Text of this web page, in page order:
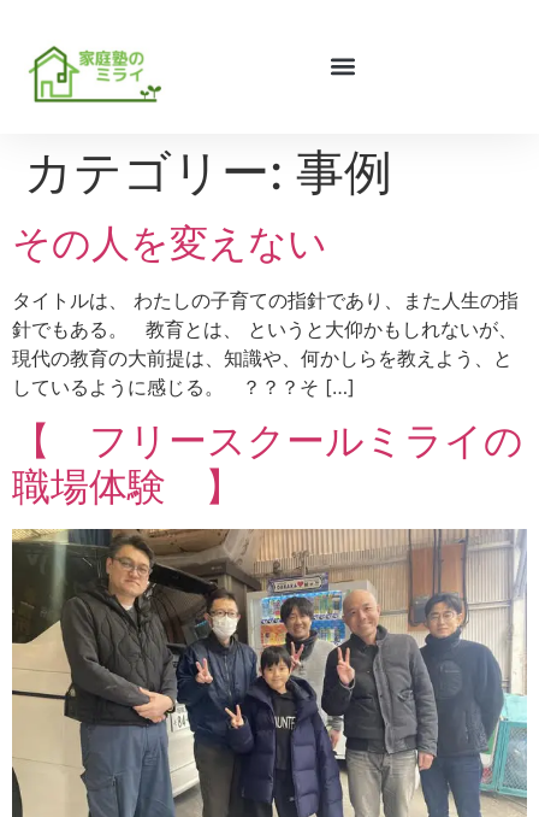
カテゴリー: 事例
その人を変えない
タイトルは、 わたしの子育ての指針であり、また人生の指
針でもある。 教育とは、 というと大仰かもしれないが、
現代の教育の大前提は、知識や、何かしらを教えよう、と
しているように感じる。 ？？？そ […]
【 フリースクールミライの
職場体験 】